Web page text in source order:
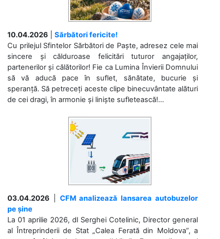
10.04.2026
Sărbători fericite!
Cu prilejul Sfintelor Sărbători de Paște, adresez cele mai
sincere și călduroase felicitări tuturor angajaților,
partenerilor și călătorilor! Fie ca Lumina Învierii Domnului
să vă aducă pace în suflet, sănătate, bucurie și
speranță. Să petreceți aceste clipe binecuvântate alături
de cei dragi, în armonie și liniște sufletească!...
03.04.2026
CFM analizează lansarea autobuzelor
pe șine
La 01 aprilie 2026, dl Serghei Cotelinic, Director general
al Întreprinderii de Stat „Calea Ferată din Moldova”, a